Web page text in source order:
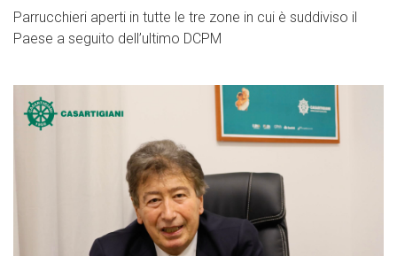
Parrucchieri aperti in tutte le tre zone in cui è suddiviso il
Paese a seguito dell’ultimo DCPM